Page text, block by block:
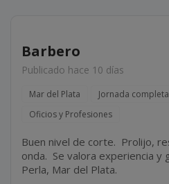
Barbero
Publicado hace 10 días
Mar del Plata Jornada completa
Oficios y Profesiones
Buen nivel de corte. Prolijo, responsable y con buena
onda. Se valora experiencia y ganas de crecer. La
Perla, Mar del Plata.